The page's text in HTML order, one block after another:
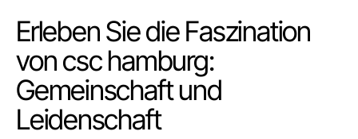
Erleben Sie die Faszination
von csc hamburg:
Gemeinschaft und
Leidenschaft